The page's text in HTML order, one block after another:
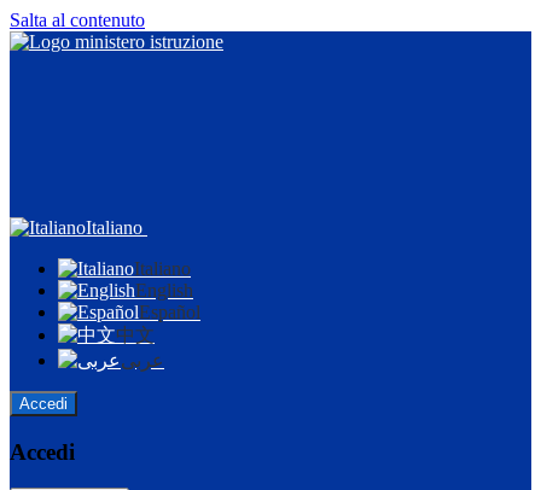
Salta al contenuto
Italiano
Italiano
English
Español
中文
عربى
Accedi
Accedi